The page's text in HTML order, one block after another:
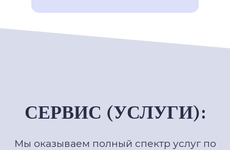
СЕРВИС (УСЛУГИ):
Мы оказываем полный спектр услуг по